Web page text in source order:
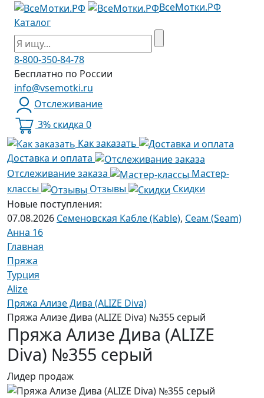
ВсеМотки.РФ
Каталог
8-800-350-84-78
Бесплатно по России
info@vsemotki.ru
Отслеживание
3% скидка 0
Как заказать
Доставка и оплата
Отслеживание заказа
Мастер-
классы
Отзывы
Скидки
Новые поступления:
07.08.2026 Семеновская Кабле (Kable), Сеам (Seam)
Анна 16
Главная
Пряжа
Турция
Alize
Пряжа Ализе Дива (ALIZE Diva)
Пряжа Ализе Дива (ALIZE Diva) №355 серый
Пряжа Ализе Дива (ALIZE
Diva) №355 серый
Лидер продаж